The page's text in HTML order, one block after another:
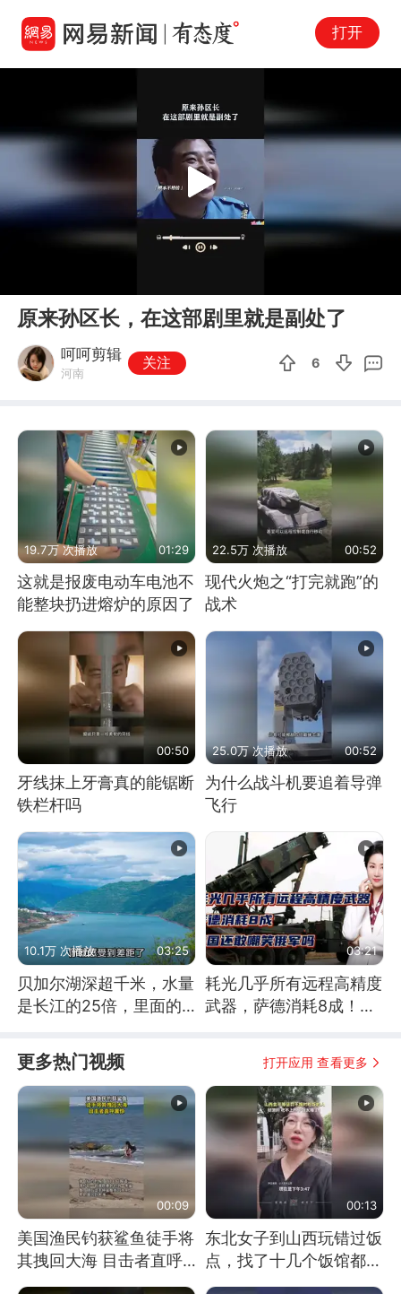
打开
Play
原来孙区长，在这部剧里就是副处了
呵呵剪辑
河南
关注 6
19.7万 次播放 01:29
这就是报废电动车电池不
能整块扔进熔炉的原因了
22.5万 次播放 00:52
现代火炮之“打完就跑”的
战术
00:50
牙线抹上牙膏真的能锯断
铁栏杆吗
25.0万 次播放 00:52
为什么战斗机要追着导弹
飞行
10.1万 次播放 03:25
贝加尔湖深超千米，水量
是长江的25倍，里面的
03:21
耗光几乎所有远程高精度
武器，萨德消耗8成！美
更多热门视频 打开应用 查看更多
00:09
美国渔民钓获鲨鱼徒手将
其拽回大海 目击者直呼
震惊 （视频来源：参考
00:13
东北女子到山西玩错过饭
点，找了十几个饭馆都没
开门：午休到几点